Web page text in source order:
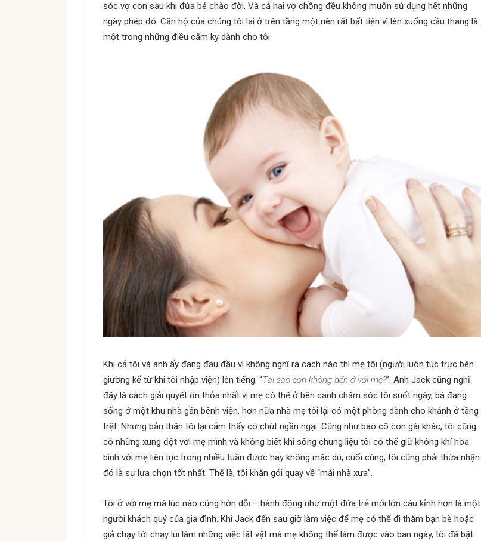
sóc vợ con sau khi đứa bé chào đời. Và cả hai vợ chồng đều không muốn sử dụng hết những
ngày phép đó. Căn hộ của chúng tôi lại ở trên tầng một nên rất bất tiện vì lên xuống cầu thang là
một trong những điều cấm kỵ dành cho tôi.
Khi cả tôi và anh ấy đang đau đầu vì không nghĩ ra cách nào thì mẹ tôi (người luôn túc trực bên
giường kể từ khi tôi nhập viện) lên tiếng: “Tại sao con không đến ở với mẹ?”. Anh Jack cũng nghĩ
đây là cách giải quyết ổn thỏa nhất vì mẹ có thể ở bên cạnh chăm sóc tôi suốt ngày, bà đang
sống ở một khu nhà gần bênh viện, hơn nữa nhà mẹ tôi lại có một phòng dành cho khánh ở tầng
trệt. Nhưng bản thân tôi lại cảm thấy có chút ngần ngại. Cũng như bao cô con gái khác, tôi cũng
có những xung đột với mẹ mình và không biết khi sống chung liệu tôi có thể giữ không khí hòa
bình với mẹ liên tục trong nhiều tuần được hay không mặc dù, cuối cùng, tôi cũng phải thừa nhận
đó là sự lựa chọn tốt nhất. Thế là, tôi khăn gói quay về “mái nhà xưa”.
Tôi ở với mẹ mà lúc nào cũng hờn dỗi – hành động như một đứa trẻ mới lớn cáu kỉnh hơn là một
người khách quý của gia đình. Khi Jack đến sau giờ làm việc để mẹ có thể đi thăm bạn bè hoặc
giả chạy tới chạy lui làm những việc lặt vặt mà mẹ không thể làm được vào ban ngày, tôi đã bật